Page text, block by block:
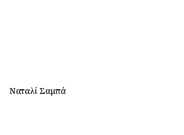
Ναταλί Σαμπά